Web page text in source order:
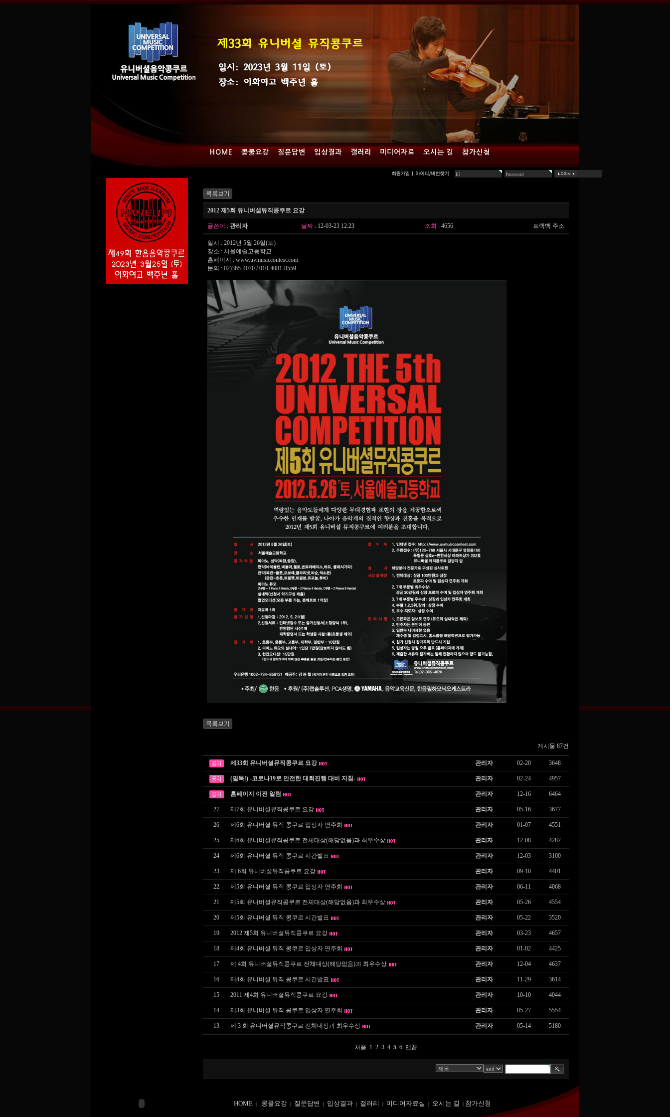
HOME 콩쿨요강 질문답변 입상결과 갤러리 미디어자료 오시는 길 참가신청
2012 제5회 유니버셜뮤직콩쿠르 요강
글쓴이 : 관리자 날짜: 12-03-23 12:23 조회 : 4656 트랙백 주소
일시 : 2012년 5월 26일(토)
장소 : 서울예술고등학교
홈페이지 : www.uvmusiccontest.com
문의 : 02)365-4070 / 010-4081-8559
게시물 87건
제33회 유니버셜뮤직콩쿠르 요강 관리자 02-20 3648
(필독!) -코로나19로 안전한 대회진행 대비 지침- 관리자 02-24 4957
홈페이지 이전 알림 관리자 12-16 6464
27 제7회 유니버셜뮤직콩쿠르 요강 관리자 05-16 3677
26 제6회 유니버셜 뮤직 콩쿠르 입상자 연주회 관리자 01-07 4551
25 제6회 유니버셜뮤직콩쿠르 전체대상(해당없음)과 최우수상 관리자 12-08 4287
24 제6회 유니버셜 뮤직 콩쿠르 시간발표 관리자 12-03 3100
23 제 6회 유니버셜뮤직콩쿠르 요강 관리자 09-10 4401
22 제5회 유니버셜 뮤직 콩쿠르 입상자 연주회 관리자 06-11 4068
21 제5회 유니버셜뮤직콩쿠르 전체대상(해당없음)과 최우수상 관리자 05-26 4554
20 제5회 유니버셜 뮤직 콩쿠르 시간발표 관리자 05-22 3520
19 2012 제5회 유니버셜뮤직콩쿠르 요강 관리자 03-23 4657
18 제4회 유니버셜 뮤직 콩쿠르 입상자 연주회 관리자 01-02 4425
17 제 4회 유니버셜뮤직콩쿠르 전체대상(해당없음)과 최우수상 관리자 12-04 4637
16 제4회 유니버셜 뮤직 콩쿠르 시간발표 관리자 11-29 3614
15 2011 제4회 유니버셜뮤직콩쿠르 요강 관리자 10-10 4044
14 제3회 유니버셜 뮤직 콩쿠르 입상자 연주회 관리자 05-27 5554
13 제 3 회 유니버셜뮤직콩쿠르 전체대상과 최우수상 관리자 05-14 5180
처음 1 2 3 4 5 6 맨끝
HOME | 콩쿨요강 | 질문답변 | 입상결과 | 갤러리 | 미디어자료실 | 오시는 길 | 참가신청